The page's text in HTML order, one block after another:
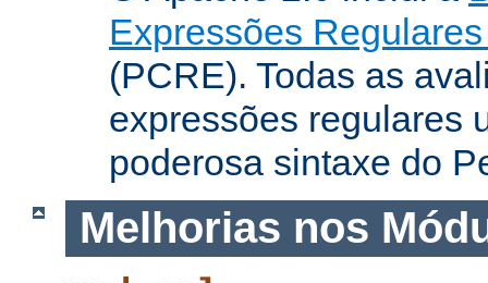
Expressões
(PCRE). Todas as
expressões regulares
poderosa sintaxe do
Melhorias nos